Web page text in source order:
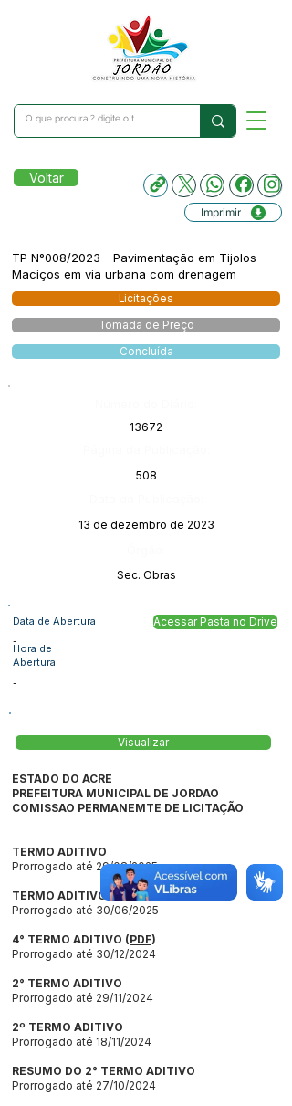
Voltar
Imprimir
TP N°008/2023 - Pavimentação em Tijolos
Maciços em via urbana com drenagem
Licitações
Tomada de Preço
Concluída
13672
508
13 de dezembro de 2023
Sec. Obras
Data de Abertura
-
Acessar Pasta no Drive
Hora de
Abertura
-
Visualizar
ESTADO DO ACRE
PREFEITURA MUNICIPAL DE JORDAO
COMISSAO PERMANEMTE DE LICITAÇÃO
TERMO ADITIVO
Prorrogado até 29/08/2025
TERMO ADITIVO
Prorrogado até 30/06/2025
4° TERMO ADITIVO (PDF)
Prorrogado até 30/12/2024
2° TERMO ADITIVO
Prorrogado até 29/11/2024
2º TERMO ADITIVO
Prorrogado até 18/11/2024
RESUMO DO 2° TERMO ADITIVO
Prorrogado até 27/10/2024